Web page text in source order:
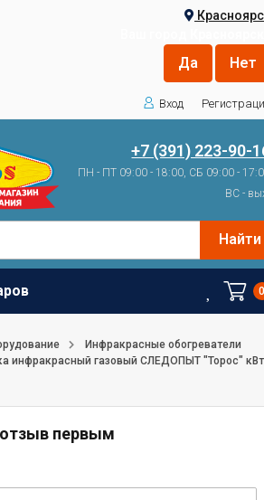
Вход
+7 (391) 223-90-
ПН - ПТ 09:00 - 18:00, СБ 09:00 -
ВС -
Найти
Инфракрасные обогреватели
инфракрасный газовый СЛЕДОПЫТ "Торос" кВт
первым